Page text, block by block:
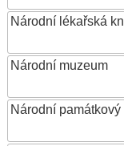
Národní lékařská
Národní muzeum
Národní památkový